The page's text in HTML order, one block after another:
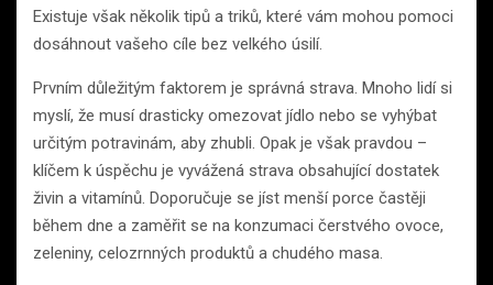
Existuje však několik tipů a triků, které vám mohou pomoci
dosáhnout vašeho cíle bez velkého úsilí.
Prvním důležitým faktorem je správná strava. Mnoho lidí si
myslí, že musí drasticky omezovat jídlo nebo se vyhýbat
určitým potravinám, aby zhubli. Opak je však pravdou –
klíčem k úspěchu je vyvážená strava obsahující dostatek
živin a vitamínů. Doporučuje se jíst menší porce častěji
během dne a zaměřit se na konzumaci čerstvého ovoce,
zeleniny, celozrnných produktů a chudého masa.